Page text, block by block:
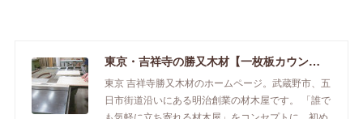
東京・吉祥寺の勝又木材【一枚板カウンター】
東京 吉祥寺勝又木材のホームページ。武蔵野市、五
日市街道沿いにある明治創業の材木屋です。 「誰で
も気軽に立ち寄れる材木屋」をコンセプトに、初め